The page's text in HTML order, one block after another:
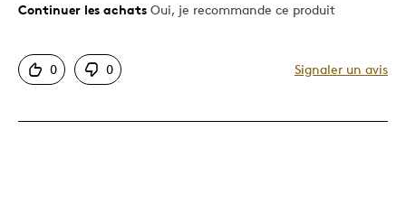
Le pour
Original
Continuer les achats Oui, je recommande ce produit
0 0 Signaler un avis